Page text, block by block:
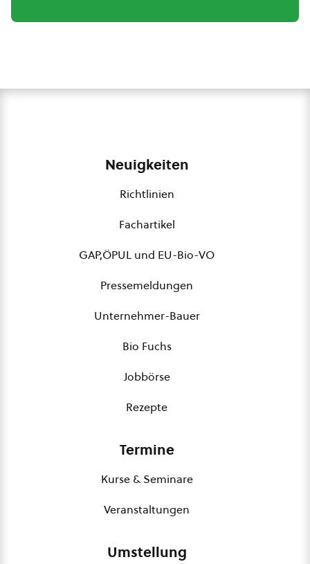
Neuigkeiten
Richtlinien
Fachartikel
GAP,ÖPUL und EU-Bio-VO
Pressemeldungen
Unternehmer-Bauer
Bio Fuchs
Jobbörse
Rezepte
Termine
Kurse & Seminare
Veranstaltungen
Umstellung